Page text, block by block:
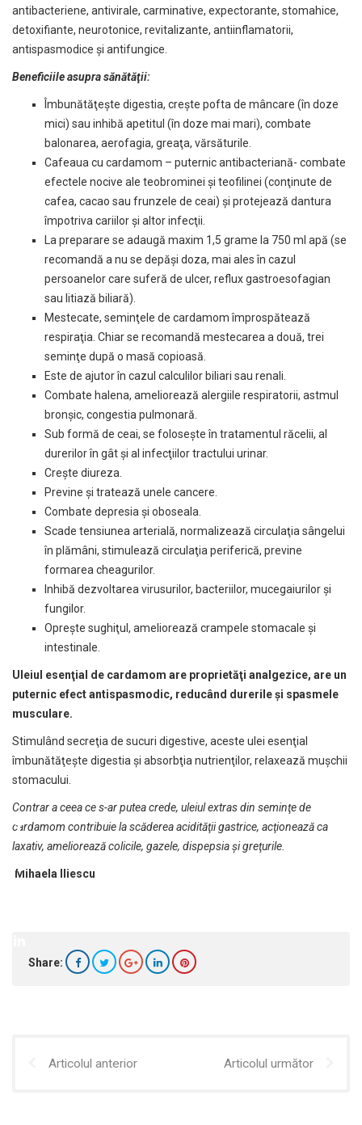
antibacteriene, antivirale, carminative, expectorante, stomahice,
detoxifiante, neurotonice, revitalizante, antiinflamatorii,
antispasmodice şi antifungice.
Beneficiile asupra sănătăţii:
Îmbunătăţeşte digestia, creşte pofta de mâncare (în doze
mici) sau inhibă apetitul (în doze mai mari), combate
balonarea, aerofagia, greaţa, vărsăturile.
Cafeaua cu cardamom – puternic antibacteriană- combate
efectele nocive ale teobrominei şi teofilinei (conţinute de
cafea, cacao sau frunzele de ceai) şi protejează dantura
împotriva cariilor şi altor infecţii.
La preparare se adaugă maxim 1,5 grame la 750 ml apă (se
recomandă a nu se depăşi doza, mai ales în cazul
persoanelor care suferă de ulcer, reflux gastroesofagian
sau litiază biliară).
Mestecate, seminţele de cardamom împrospătează
respiraţia. Chiar se recomandă mestecarea a două, trei
seminţe după o masă copioasă.
Este de ajutor în cazul calculilor biliari sau renali.
Combate halena, ameliorează alergiile respiratorii, astmul
bronşic, congestia pulmonară.
Sub formă de ceai, se foloseşte în tratamentul răcelii, al
durerilor în gât şi al infecţiilor tractului urinar.
Creşte diureza.
Previne şi tratează unele cancere.
Combate depresia şi oboseala.
Scade tensiunea arterială, normalizează circulaţia sângelui
în plămâni, stimulează circulaţia periferică, previne
formarea cheagurilor.
Inhibă dezvoltarea virusurilor, bacteriilor, mucegaiurilor şi
fungilor.
Opreşte sughiţul, ameliorează crampele stomacale şi
intestinale.
Uleiul esenţial de cardamom are proprietăţi analgezice, are un
puternic efect antispasmodic, reducând durerile şi spasmele
musculare.
Stimulând secreţia de sucuri digestive, aceste ulei esenţial
îmbunătăţeşte digestia şi absorbţia nutrienţilor, relaxează muşchii
stomacului.
Contrar a ceea ce s-ar putea crede, uleiul extras din seminţe de
cardamom contribuie la scăderea acidităţii gastrice, acţionează ca
laxativ, ameliorează colicile, gazele, dispepsia şi greţurile.
Mihaela Iliescu
Share:
Articolul anterior Articolul următor